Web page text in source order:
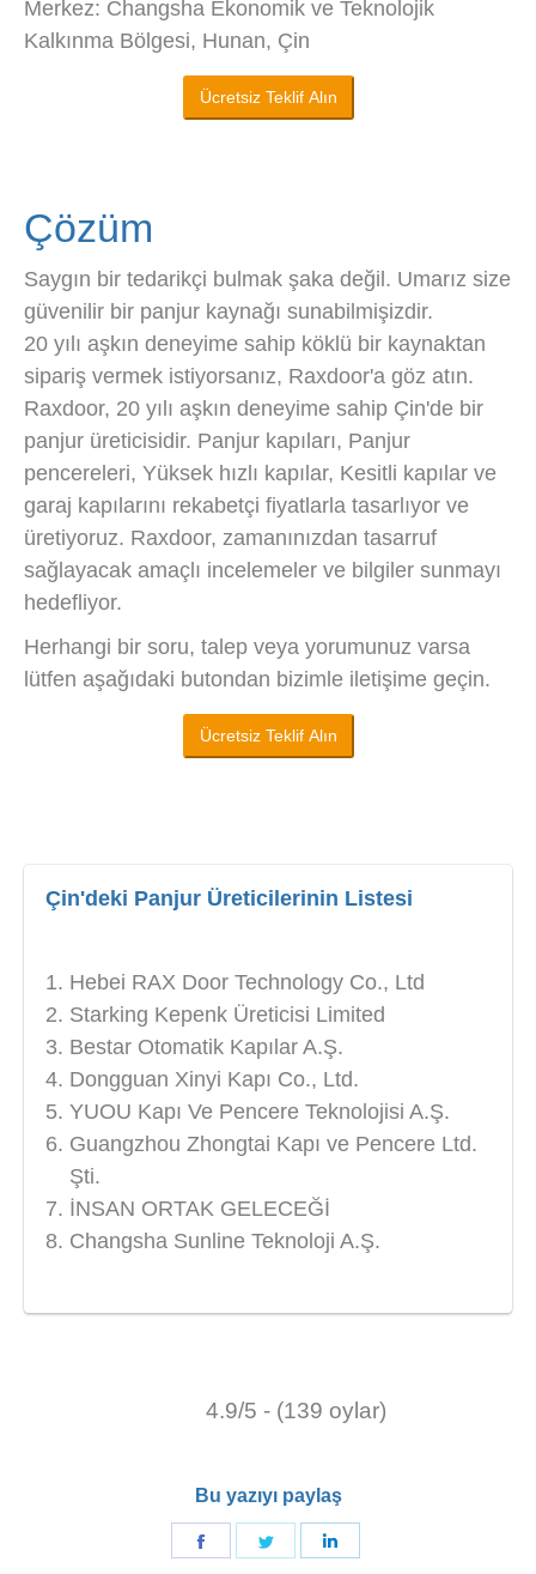
Merkez: Changsha Ekonomik ve Teknolojik
Kalkınma Bölgesi, Hunan, Çin
Ücretsiz Teklif Alın
Çözüm
Saygın bir tedarikçi bulmak şaka değil. Umarız size
güvenilir bir panjur kaynağı sunabilmişizdir.
20 yılı aşkın deneyime sahip köklü bir kaynaktan
sipariş vermek istiyorsanız, Raxdoor'a göz atın.
Raxdoor, 20 yılı aşkın deneyime sahip Çin'de bir
panjur üreticisidir. Panjur kapıları, Panjur
pencereleri, Yüksek hızlı kapılar, Kesitli kapılar ve
garaj kapılarını rekabetçi fiyatlarla tasarlıyor ve
üretiyoruz. Raxdoor, zamanınızdan tasarruf
sağlayacak amaçlı incelemeler ve bilgiler sunmayı
hedefliyor.
Herhangi bir soru, talep veya yorumunuz varsa
lütfen aşağıdaki butondan bizimle iletişime geçin.
Ücretsiz Teklif Alın
Çin'deki Panjur Üreticilerinin Listesi
Hebei RAX Door Technology Co., Ltd
Starking Kepenk Üreticisi Limited
Bestar Otomatik Kapılar A.Ş.
Dongguan Xinyi Kapı Co., Ltd.
YUOU Kapı Ve Pencere Teknolojisi A.Ş.
Guangzhou Zhongtai Kapı ve Pencere Ltd.
Şti.
İNSAN ORTAK GELECEĞİ
Changsha Sunline Teknoloji A.Ş.
4.9/5 - (139 oylar)
Bu yazıyı paylaş
Facebook'deTwitter'de